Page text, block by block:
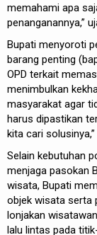
memahami apa
penanganannya,”
Bupati menyoroti
barang penting
OPD terkait
menimbulkan
masyarakat agar
harus dipastikan
kita cari
Selain kebutuhan
menjaga pasokan
wisata, Bupati
objek wisata serta
lonjakan
lalu lintas pada